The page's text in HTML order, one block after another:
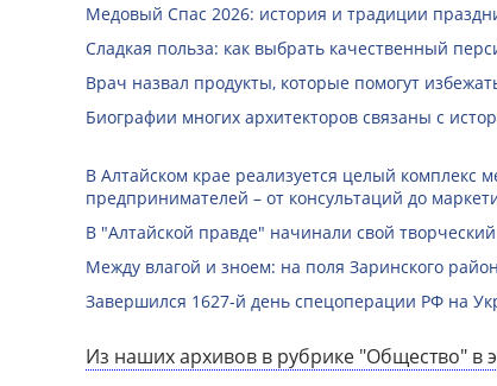
Медовый Спас 2026: история и традиции
Сладкая польза: как выбрать качественный
Врач назвал продукты, которые помогут
Биографии многих архитекторов связаны с
В Алтайском крае реализуется целый комплекс
предпринимателей – от консультаций до
В "Алтайской правде" начинали свой
Между влагой и зноем: на поля Заринского
Завершился 1627-й день спецоперации РФ на
Из наших архивов в рубрике "Общество" в